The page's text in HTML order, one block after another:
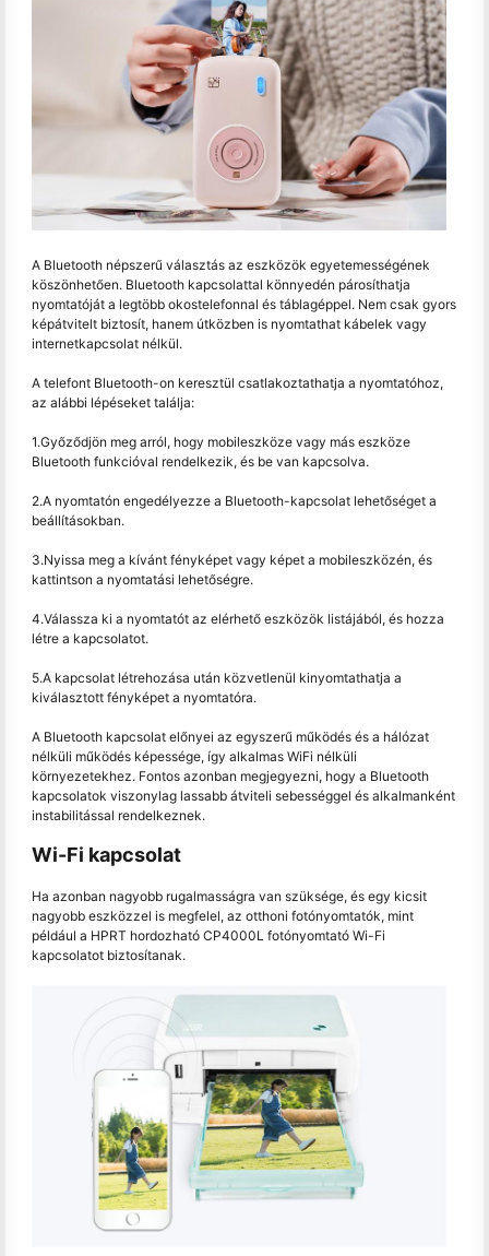
A Bluetooth népszerű választás az eszközök egyetemességének
köszönhetően. Bluetooth kapcsolattal könnyedén párosíthatja
nyomtatóját a legtöbb okostelefonnal és táblagéppel. Nem csak gyors
képátvitelt biztosít, hanem útközben is nyomtathat kábelek vagy
internetkapcsolat nélkül.
A telefont Bluetooth-on keresztül csatlakoztathatja a nyomtatóhoz,
az alábbi lépéseket találja:
1.Győződjön meg arról, hogy mobileszköze vagy más eszköze
Bluetooth funkcióval rendelkezik, és be van kapcsolva.
2.A nyomtatón engedélyezze a Bluetooth-kapcsolat lehetőséget a
beállításokban.
3.Nyissa meg a kívánt fényképet vagy képet a mobileszközén, és
kattintson a nyomtatási lehetőségre.
4.Válassza ki a nyomtatót az elérhető eszközök listájából, és hozza
létre a kapcsolatot.
5.A kapcsolat létrehozása után közvetlenül kinyomtathatja a
kiválasztott fényképet a nyomtatóra.
A Bluetooth kapcsolat előnyei az egyszerű működés és a hálózat
nélküli működés képessége, így alkalmas WiFi nélküli
környezetekhez. Fontos azonban megjegyezni, hogy a Bluetooth
kapcsolatok viszonylag lassabb átviteli sebességgel és alkalmanként
instabilitással rendelkeznek.
Wi-Fi kapcsolat
Ha azonban nagyobb rugalmasságra van szüksége, és egy kicsit
nagyobb eszközzel is megfelel, az otthoni fotónyomtatók, mint
például a HPRT hordozható CP4000L fotónyomtató Wi-Fi
kapcsolatot biztosítanak.